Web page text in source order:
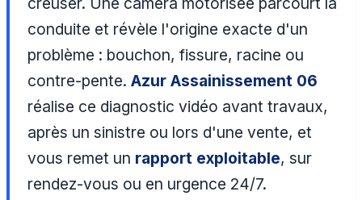
conduite et révèle l'origine exacte d'un
problème : bouchon, fissure, racine ou
contre-pente.Azur Assainissement 06
réalise ce diagnostic vidéo avant travaux,
après un sinistre ou lors d'une vente, et
vous remet un rapport exploitable, sur
rendez-vous ou en urgence 24/7.